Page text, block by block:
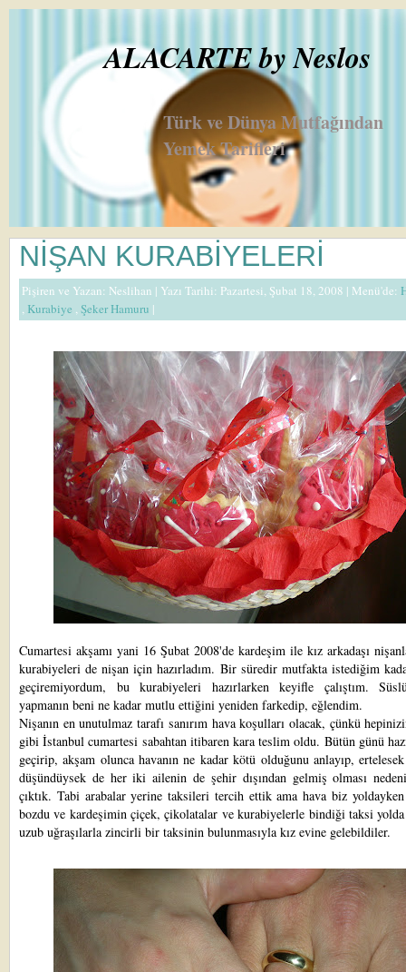
ALACARTE by Neslos
Türk ve Dünya Mutfağından
Yemek Tarifleri
NİŞAN KURABİYELERİ
Pişiren ve Yazan: Neslihan | Yazı Tarihi: Pazartesi, Şubat 18, 2008 | Menü'de:
, Kurabiye ,Şeker Hamuru |
Cumartesi akşamı yani 16 Şubat 2008'de kardeşim ile kız arkadaşı
kurabiyeleri de nişan için hazırladım. Bir süredir mutfakta istediğim
geçiremiyordum, bu kurabiyeleri hazırlarken keyifle çalıştım.
yapmanın beni ne kadar mutlu ettiğini yeniden farkedip, eğlendim.
Nişanın en unutulmaz tarafı sanırım hava koşulları olacak, çünkü
gibi İstanbul cumartesi sabahtan itibaren kara teslim oldu. Bütün günü
geçirip, akşam olunca havanın ne kadar kötü olduğunu anlayıp,
düşündüysek de her iki ailenin de şehir dışından gelmiş olması
çıktık. Tabi arabalar yerine taksileri tercih ettik ama hava biz
bozdu ve kardeşimin çiçek, çikolatalar ve kurabiyelerle bindiği taksi yolda
uzub uğraşılarla zincirli bir taksinin bulunmasıyla kız evine gelebildiler.